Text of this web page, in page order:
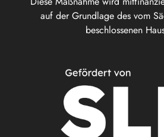
auf der Grundlage des vom
beschlossenen